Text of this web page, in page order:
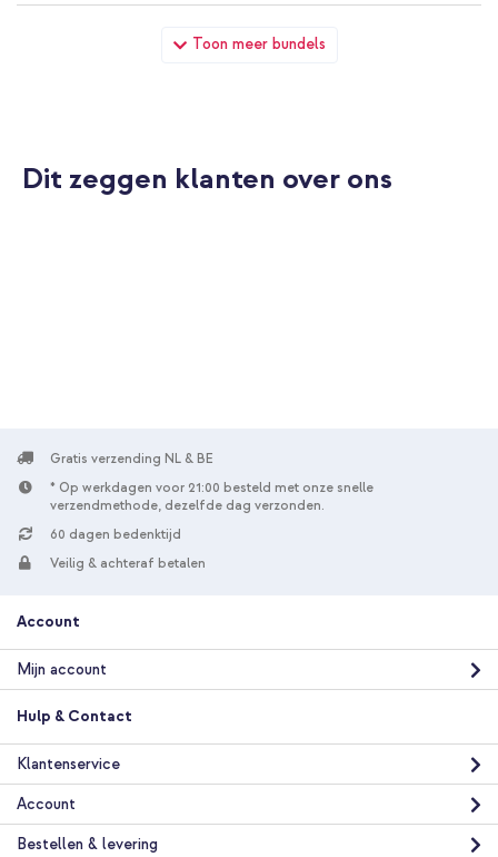
Toon meer bundels
imoshion Laptop hoes met vak 13 inch - Laptopsleeve -
Sandstone + Draadloze muis - Oplaadbare computermuis +
Dit zeggen klanten over ons
Gratis verzending NL & BE
* Op werkdagen voor 21:00 besteld met onze snelle
verzendmethode, dezelfde dag verzonden.
60 dagen bedenktijd
Veilig & achteraf betalen
Account
Mijn account
Hulp & Contact
Klantenservice
Account
Bestellen & levering